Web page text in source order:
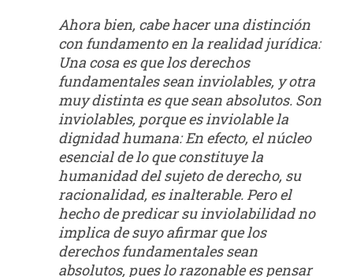
Ahora bien, cabe hacer una distinción
con fundamento en la realidad jurídica:
Una cosa es que los derechos
fundamentales sean inviolables, y otra
muy distinta es que sean absolutos. Son
inviolables, porque es inviolable la
dignidad humana: En efecto, el núcleo
esencial de lo que constituye la
humanidad del sujeto de derecho, su
racionalidad, es inalterable. Pero el
hecho de predicar su inviolabilidad no
implica de suyo afirmar que los
derechos fundamentales sean
absolutos, pues lo razonable es pensar